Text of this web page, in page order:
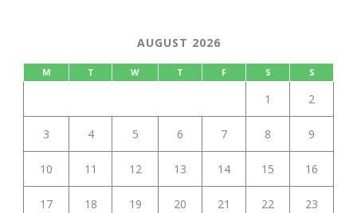
AUGUST 2026
M T W T F S S
1 2
3 4 5 6 7 8 9
10 11 12 13 14 15 16
17 18 19 20 21 22 23